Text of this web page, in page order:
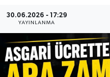
30.06.2026 - 17:29
YAYINLANMA